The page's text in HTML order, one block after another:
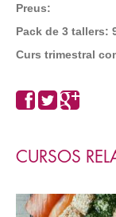
Preus:
Pack de 3 tallers:
Curs trimestral
CURSOS